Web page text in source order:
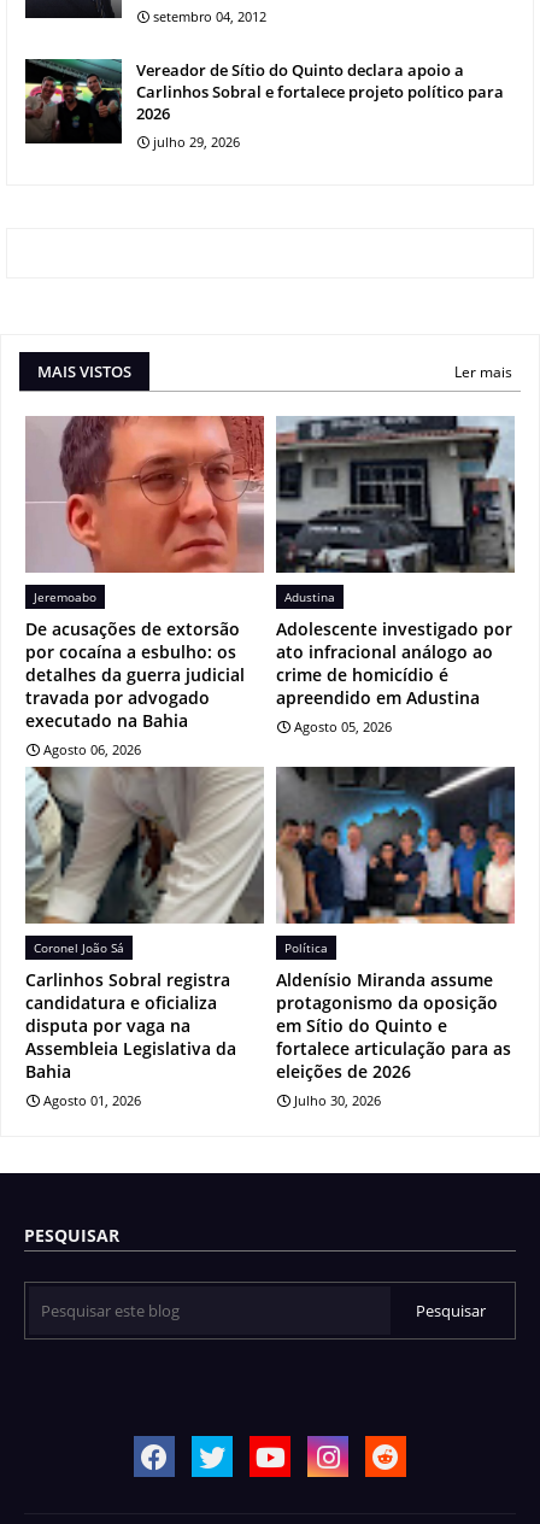
setembro 04, 2012
Vereador de Sítio do Quinto declara apoio a
Carlinhos Sobral e fortalece projeto político para
2026
julho 29, 2026
MAIS VISTOS Ler mais
Jeremoabo
De acusações de extorsão
por cocaína a esbulho: os
detalhes da guerra judicial
travada por advogado
executado na Bahia
Agosto 06, 2026
Adustina
Adolescente investigado por
ato infracional análogo ao
crime de homicídio é
apreendido em Adustina
Agosto 05, 2026
Coronel João Sá
Carlinhos Sobral registra
candidatura e oficializa
disputa por vaga na
Assembleia Legislativa da
Bahia
Agosto 01, 2026
Política
Aldenísio Miranda assume
protagonismo da oposição
em Sítio do Quinto e
fortalece articulação para as
eleições de 2026
Julho 30, 2026
PESQUISAR